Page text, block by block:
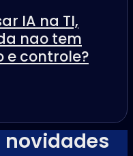
IA na TI,
nao tem
e controle?
novidades